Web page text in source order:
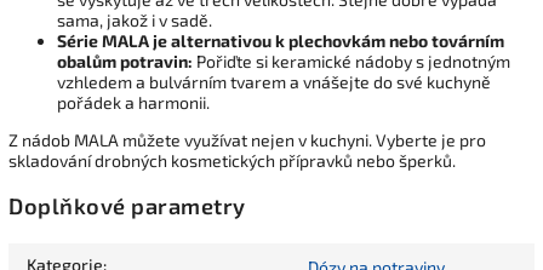
sama, jakož i v sadě.
Série MALA je alternativou k plechovkám nebo továrním
obalům potravin: Pořiďte si keramické nádoby s jednotným
vzhledem a bulvárním tvarem a vnášejte do své kuchyně
pořádek a harmonii.
Z nádob MALA můžete využívat nejen v kuchyni. Vyberte je pro
skladování drobných kosmetických přípravků nebo šperků.
Doplňkové parametry
Kategorie: